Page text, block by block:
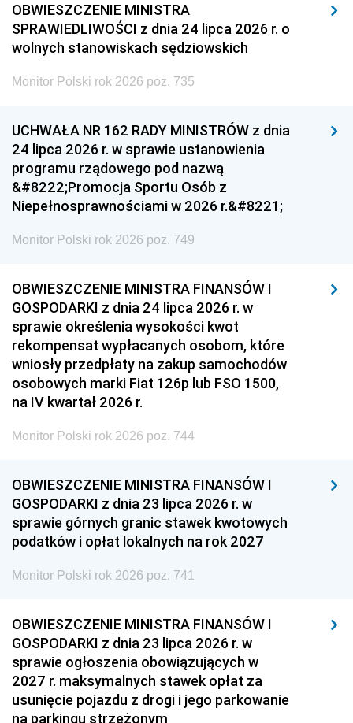
OBWIESZCZENIE MINISTRA
SPRAWIEDLIWOŚCI z dnia 24 lipca 2026 r. o
wolnych stanowiskach sędziowskich
Monitor Polski rok 2026 poz. 735
UCHWAŁA NR 162 RADY MINISTRÓW z dnia
24 lipca 2026 r. w sprawie ustanowienia
programu rządowego pod nazwą
&#8222;Promocja Sportu Osób z
Niepełnosprawnościami w 2026 r.&#8221;
Monitor Polski rok 2026 poz. 749
OBWIESZCZENIE MINISTRA FINANSÓW I
GOSPODARKI z dnia 24 lipca 2026 r. w
sprawie określenia wysokości kwot
rekompensat wypłacanych osobom, które
wniosły przedpłaty na zakup samochodów
osobowych marki Fiat 126p lub FSO 1500,
na IV kwartał 2026 r.
Monitor Polski rok 2026 poz. 744
OBWIESZCZENIE MINISTRA FINANSÓW I
GOSPODARKI z dnia 23 lipca 2026 r. w
sprawie górnych granic stawek kwotowych
podatków i opłat lokalnych na rok 2027
Monitor Polski rok 2026 poz. 741
OBWIESZCZENIE MINISTRA FINANSÓW I
GOSPODARKI z dnia 23 lipca 2026 r. w
sprawie ogłoszenia obowiązujących w
2027 r. maksymalnych stawek opłat za
usunięcie pojazdu z drogi i jego parkowanie
na parkingu strzeżonym